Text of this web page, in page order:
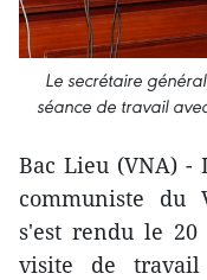
Le secrétaire
séance de travail
Bac Lieu (VNA) -
communiste du
s'est rendu le
visite de